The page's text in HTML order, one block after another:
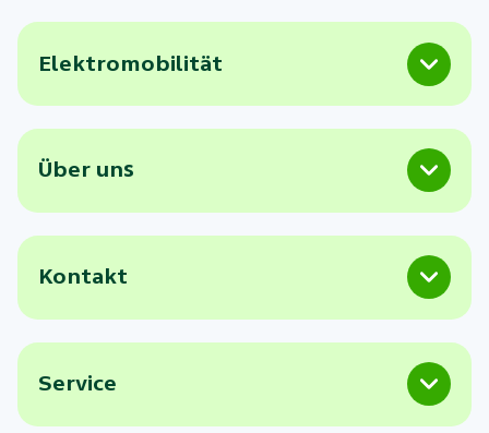
Elektromobilität
Über uns
Kontakt
Service